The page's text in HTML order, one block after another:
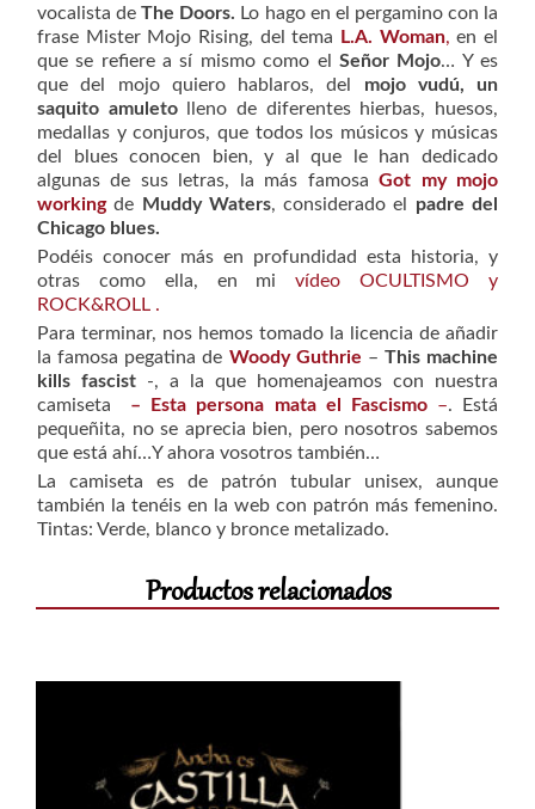
vocalista deThe Doors. Lo hago en el pergamino con la
frase Mister Mojo Rising, del tema L.A. Woman, en el
que se refiere a sí mismo como el Señor Mojo… Y es
que del mojo quiero hablaros, del
mojo vudú, un
saquito amuletolleno de diferentes hierbas, huesos,
medallas y conjuros, que todos los músicos y músicas
del blues conocen bien, y al que le han dedicado
algunas de sus letras, la más famosaGot my mojo
workingde Muddy Waters, considerado el padre del
Chicago blues.
Podéis conocer más en profundidad esta historia, y
otras como ella, en mivídeo OCULTISMO y
ROCK&ROLL .
Para terminar, nos hemos tomado la licencia de añadir
la famosa pegatina de Woody Guthrie – This machine
kills fascist
-, a la que homenajeamos con nuestra
camiseta
– Esta persona mata el Fascismo –. Está
pequeñita, no se aprecia bien, pero nosotros sabemos
que está ahí…Y ahora vosotros también…
La camiseta es de patrón tubular unisex, aunque
también la tenéis en la web con patrón más femenino.
Tintas: Verde, blanco y bronce metalizado.
Productos relacionados